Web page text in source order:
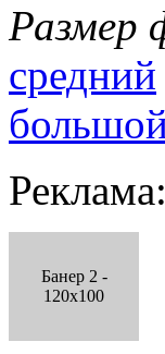
Размер
средний
Реклама:
Банер 2 -
120x100